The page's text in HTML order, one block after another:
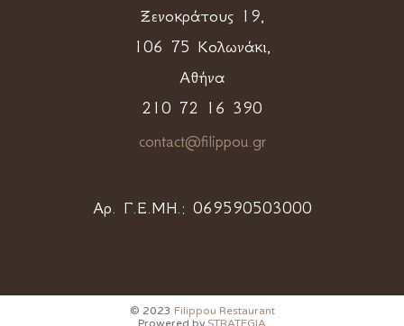
Ξενοκράτους 19,
106 75 Κολωνάκι,
Αθήνα
210 72 16 390
contact@filippou.gr
Αρ. Γ.Ε.ΜΗ.: 069590503000
© 2023 Filippou Restaurant
Prowered by STRATEGIA